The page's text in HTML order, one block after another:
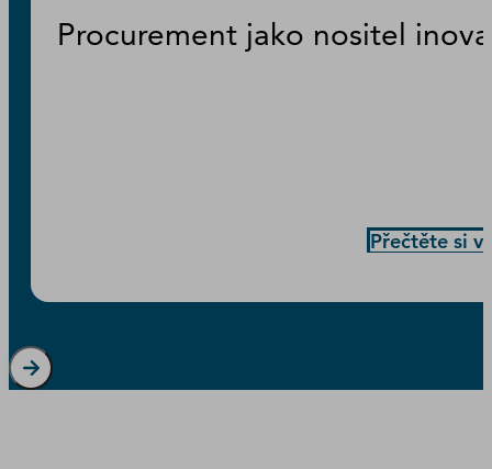
Procurement jako nositel
Přečtěte si